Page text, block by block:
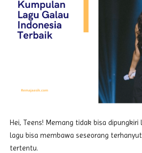
Hei, Teens! Memang tidak bisa dipungkiri
lagu bisa membawa seseorang
tertentu.